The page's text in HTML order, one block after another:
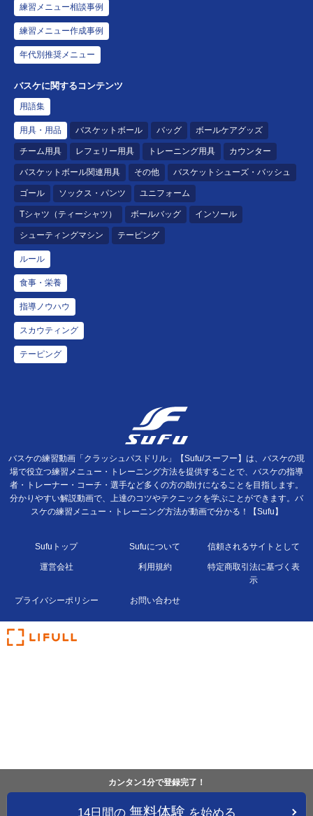
練習メニュー相談事例
練習メニュー作成事例
年代別推奨メニュー
バスケに関するコンテンツ
用語集
用具・用品 バスケットボール バッグ ボールケアグッズ
チーム用具 レフェリー用具 トレーニング用具 カウンター
バスケットボール関連用具 その他 バスケットシューズ・バッシュ
ゴール ソックス・パンツ ユニフォーム
Tシャツ（ティーシャツ） ボールバッグ インソール
シューティングマシン テーピング
ルール
食事・栄養
指導ノウハウ
スカウティング
テーピング
カンタン1分で登録完了！
14日間の 無料体験 を始める
バスケの練習動画「クラッシュパスドリル」【Sufu/スーフー】は、バスケの現
場で役立つ練習メニュー・トレーニング方法を提供することで、バスケの指導
者・トレーナー・コーチ・選手など多くの方の助けになることを目指します。
分かりやすい解説動画で、上達のコツやテクニックを学ぶことができます。バ
スケの練習メニュー・トレーニング方法が動画で分かる！【Sufu】
Sufuトップ Sufuについて 信頼されるサイトとして
運営会社 利用規約
特定商取引法に基づく表
示
プライバシーポリシー お問い合わせ